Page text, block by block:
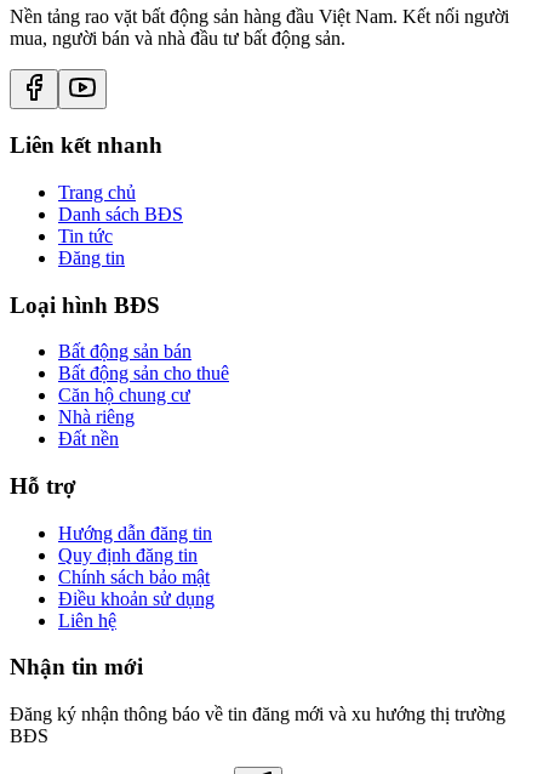
Nền tảng rao vặt bất động sản hàng đầu Việt Nam. Kết nối người
mua, người bán và nhà đầu tư bất động sản.
Liên kết nhanh
Trang chủ
Danh sách BĐS
Tin tức
Đăng tin
Loại hình BĐS
Bất động sản bán
Bất động sản cho thuê
Căn hộ chung cư
Nhà riêng
Đất nền
Hỗ trợ
Hướng dẫn đăng tin
Quy định đăng tin
Chính sách bảo mật
Điều khoản sử dụng
Liên hệ
Nhận tin mới
Đăng ký nhận thông báo về tin đăng mới và xu hướng thị trường
BĐS